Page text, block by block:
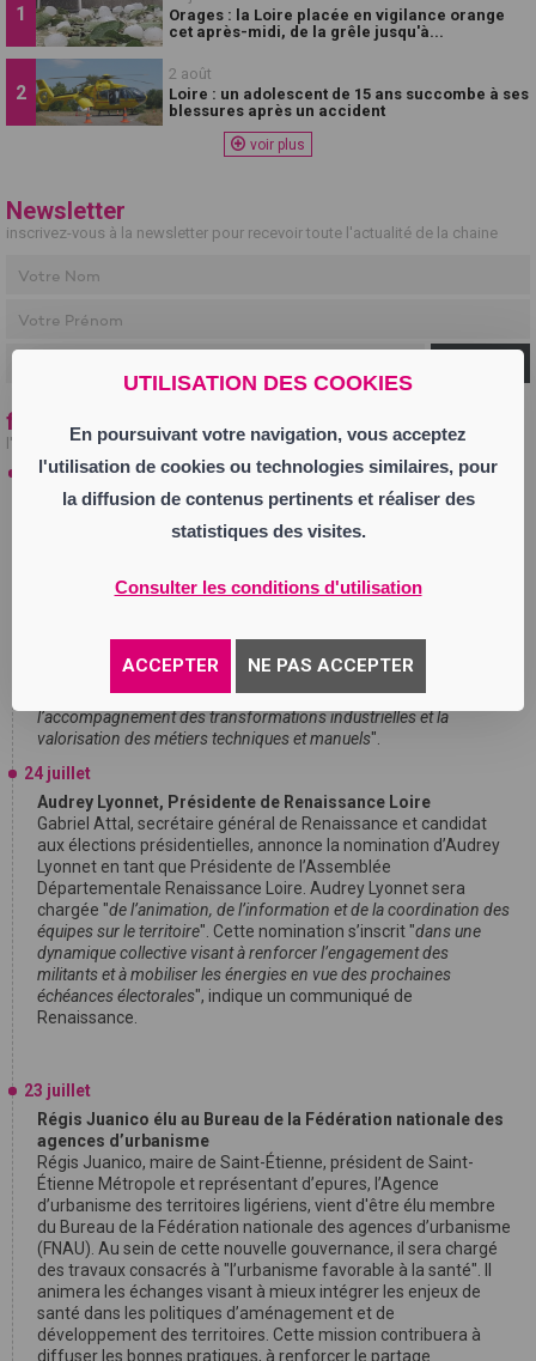
UTILISATION DES COOKIES
En poursuivant votre navigation, vous acceptez
l'utilisation de cookies ou technologies similaires, pour
la diffusion de contenus pertinents et réaliser des
statistiques des visites.
Consulter les conditions d'utilisation
ACCEPTER NE PAS ACCEPTER
Orages : la Loire placée en vigilance orange
cet après-midi, de la grêle jusqu'à...
2 août
Loire : un adolescent de 15 ans succombe à ses
blessures après un accident
voir plus
Newsletter
inscrivez-vous à la newsletter pour recevoir toute l'actualité de la chaine
fil info
l'actualité en temps réel
27 juillet
Thomas Gaubert, président du Pôle Formation CFAI-AFPI
Loire-Drôme-Ardèche
Thomas Gaubert a été élu à la présidence du Pôle Formation
succède à André Bonnavion qui a exercé cette fonction
développer le "renforcement des relations avec les entreprises, le
développement de formations adaptées à leurs besoins,
l’accompagnement des transformations industrielles et la
valorisation des métiers techniques et manuels".
24 juillet
Audrey Lyonnet, Présidente de Renaissance Loire
Gabriel Attal, secrétaire général de Renaissance et candidat
aux élections présidentielles, annonce la nomination d’Audrey
Lyonnet en tant que Présidente de l’Assemblée
Départementale Renaissance Loire. Audrey Lyonnet sera
chargée "de l’animation, de l’information et de la coordination des
équipes sur le territoire". Cette nomination s’inscrit "dans une
dynamique collective visant à renforcer l’engagement des
militants et à mobiliser les énergies en vue des prochaines
échéances électorales", indique un communiqué de
Renaissance.
23 juillet
Régis Juanico élu au Bureau de la Fédération nationale des
agences d’urbanisme
Régis Juanico, maire de Saint-Étienne, président de Saint-
Étienne Métropole et représentant d’epures, l’Agence
d’urbanisme des territoires ligériens, vient d'être élu membre
du Bureau de la Fédération nationale des agences d’urbanisme
(FNAU). Au sein de cette nouvelle gouvernance, il sera chargé
des travaux consacrés à "l’urbanisme favorable à la santé". Il
animera les échanges visant à mieux intégrer les enjeux de
santé dans les politiques d’aménagement et de
développement des territoires. Cette mission contribuera à
diffuser les bonnes pratiques, à renforcer le partage